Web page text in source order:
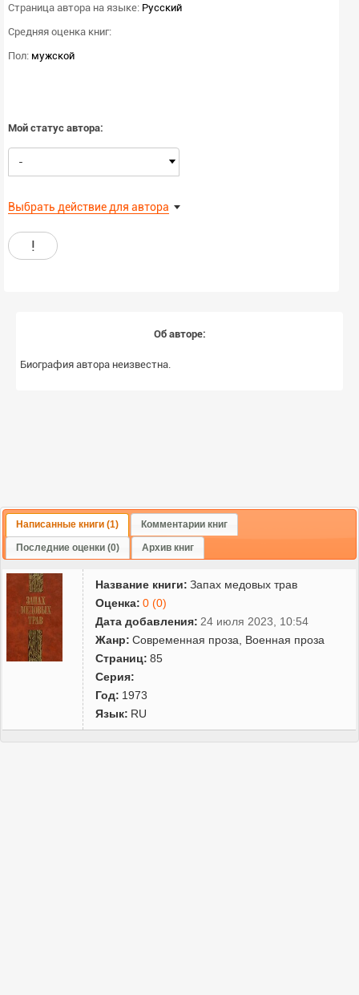
Страница автора на языке: Русский
Средняя оценка книг:
Пол: мужской
Мой статус автора:
-
Выбрать действие для автора
!
Об авторе:
Биография автора неизвестна.
Написанные книги (1) Комментарии книг
Последние оценки (0) Архив книг
Название книги: Запах медовых трав
Оценка: 0 (0)
Дата добавления: 24 июля 2023, 10:54
Жанр: Современная проза
Военная проза
Страниц: 85
Серия:
Год: 1973
Язык: RU